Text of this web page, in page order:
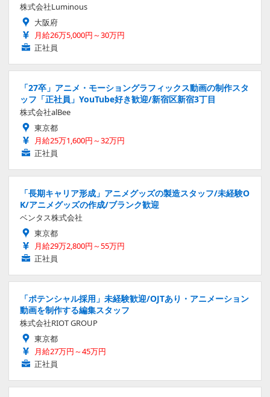
株式会社Luminous
大阪府
月給26万5,000円～30万円
正社員
「27卒」アニメ・モーショングラフィックス動画の制作スタ
ッフ「正社員」YouTube好き歓迎/新宿区新宿3丁目
株式会社alBee
東京都
月給25万1,600円～32万円
正社員
「長期キャリア形成」アニメグッズの製造スタッフ/未経験O
K/アニメグッズの作成/ブランク歓迎
ベンタス株式会社
東京都
月給29万2,800円～55万円
正社員
「ポテンシャル採用」未経験歓迎/OJTあり・アニメーション
動画を制作する編集スタッフ
株式会社RIOT GROUP
東京都
月給27万円～45万円
正社員